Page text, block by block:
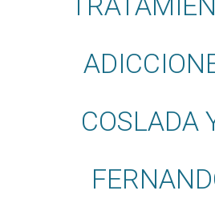
COSLADA